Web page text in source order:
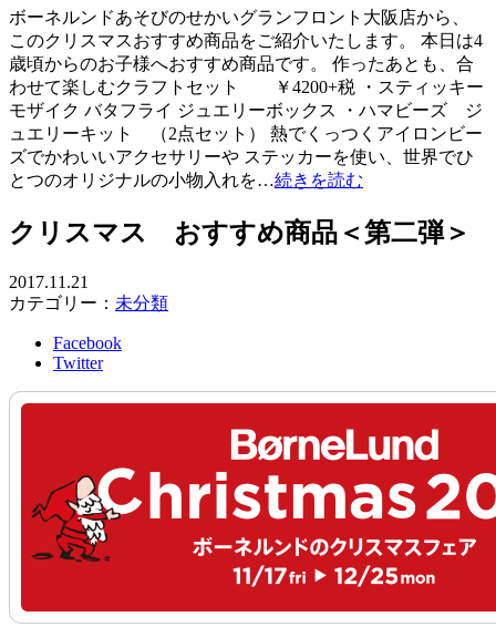
ボーネルンドあそびのせかいグランフロント大阪店から、
このクリスマスおすすめ商品をご紹介いたします。 本日は4
歳頃からのお子様へおすすめ商品です。 作ったあとも、合
わせて楽しむクラフトセット ￥4200+税 ・スティッキー
モザイク バタフライ ジュエリーボックス ・ハマビーズ ジ
ュエリーキット （2点セット） 熱でくっつくアイロンビー
ズでかわいいアクセサリーや ステッカーを使い、世界でひ
とつのオリジナルの小物入れを…続きを読む
クリスマス おすすめ商品＜第二弾＞
2017.11.21
カテゴリー： 未分類
Facebook
Twitter